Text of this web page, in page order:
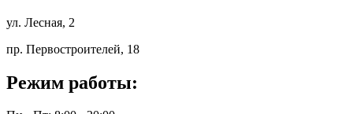
ул. Лесная, 2
пр. Первостроителей, 18
Режим работы: